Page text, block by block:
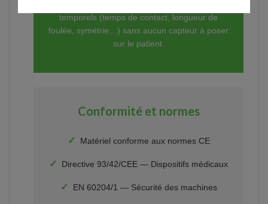
temporels (temps de contact, longueur de
foulée, symétrie…) sans aucun capteur à poser
sur le patient.
Conformité et normes
✓ Matériel conforme aux normes CE
✓ Directive 93/42/CEE — Dispositifs médicaux
✓ EN 60204/1 — Sécurité des machines